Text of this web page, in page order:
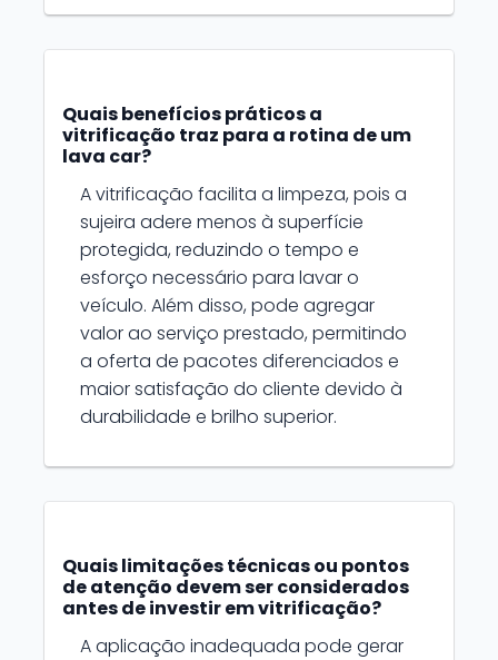
Quais benefícios práticos a
vitrificação traz para a rotina de um
lava car?
A vitrificação facilita a limpeza, pois a
sujeira adere menos à superfície
protegida, reduzindo o tempo e
esforço necessário para lavar o
veículo. Além disso, pode agregar
valor ao serviço prestado, permitindo
a oferta de pacotes diferenciados e
maior satisfação do cliente devido à
durabilidade e brilho superior.
Quais limitações técnicas ou pontos
de atenção devem ser considerados
antes de investir em vitrificação?
A aplicação inadequada pode gerar